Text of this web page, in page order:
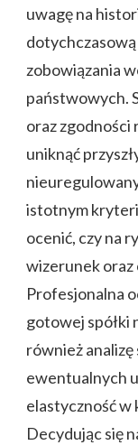
uwagę na
dotychczasową
zobowiązania
państwowych.
oraz zgodności
uniknąć
istotnym
ocenić, czy na
wizerunek oraz
Profesjonalna
gotowej spółki
również
ewentualnych
elastyczność w
Decydując się